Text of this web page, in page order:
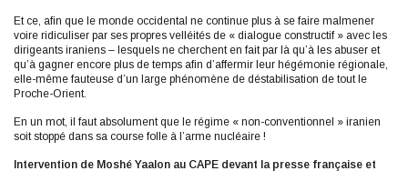
Et ce, afin que le monde occidental ne continue plus à se faire malmener
voire ridiculiser par ses propres velléités de « dialogue constructif » avec les
dirigeants iraniens – lesquels ne cherchent en fait par là qu’à les abuser et
qu’à gagner encore plus de temps afin d’affermir leur hégémonie régionale,
elle-même fauteuse d’un large phénomène de déstabilisation de tout le
Proche-Orient.
En un mot, il faut absolument que le régime « non-conventionnel » iranien
soit stoppé dans sa course folle à l’arme nucléaire !
Intervention de Moshé Yaalon au CAPE devant la presse française et